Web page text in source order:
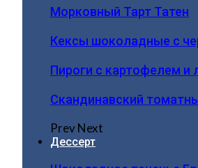
Морковный Тарт Татен
Кексы шоколадные с
Пироги c картофелем и
Скандинавский
PrevNext
Дессерт